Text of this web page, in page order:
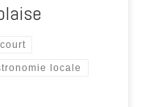
locale